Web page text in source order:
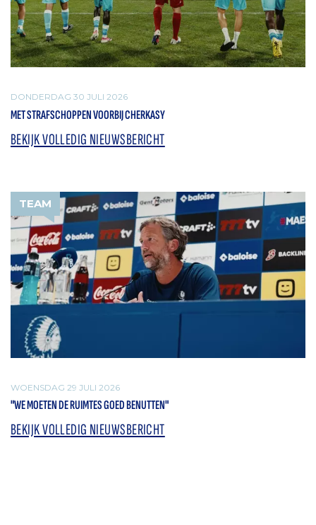
DONDERDAG 30 JULI 2026
MET STRAFSCHOPPEN VOORBIJ CHERKASY
BEKIJK VOLLEDIG NIEUWSBERICHT
TEAM
WOENSDAG 29 JULI 2026
"WE MOETEN DE RUIMTES GOED BENUTTEN"
BEKIJK VOLLEDIG NIEUWSBERICHT